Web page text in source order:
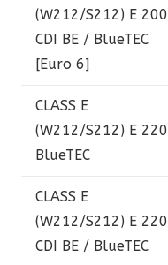
(W212/S212) E 200
CDI BE / BlueTEC
[Euro 6]
CLASS E
(W212/S212) E 220
BlueTEC
CLASS E
(W212/S212) E 220
CDI BE / BlueTEC